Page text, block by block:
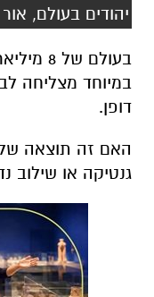
יהודים בעולם, אור
בעולם
במיוחד מצליחה
דופן.
האם זה תוצאה של
גנטיקה או שילוב